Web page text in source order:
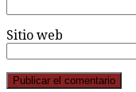
Sitio web